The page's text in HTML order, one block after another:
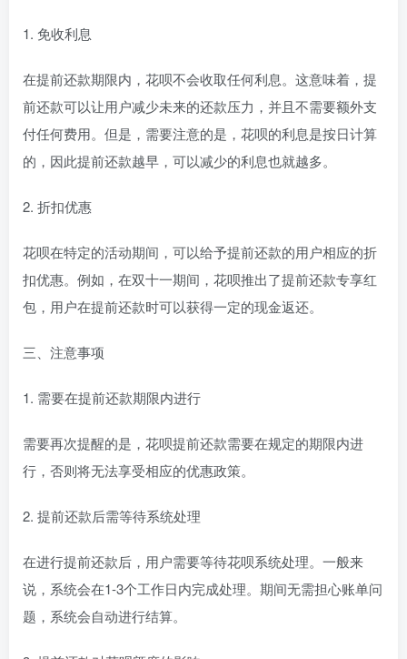
1. 免收利息
在提前还款期限内，花呗不会收取任何利息。这意味着，提
前还款可以让用户减少未来的还款压力，并且不需要额外支
付任何费用。但是，需要注意的是，花呗的利息是按日计算
的，因此提前还款越早，可以减少的利息也就越多。
2. 折扣优惠
花呗在特定的活动期间，可以给予提前还款的用户相应的折
扣优惠。例如，在双十一期间，花呗推出了提前还款专享红
包，用户在提前还款时可以获得一定的现金返还。
三、注意事项
1. 需要在提前还款期限内进行
需要再次提醒的是，花呗提前还款需要在规定的期限内进
行，否则将无法享受相应的优惠政策。
2. 提前还款后需等待系统处理
在进行提前还款后，用户需要等待花呗系统处理。一般来
说，系统会在1-3个工作日内完成处理。期间无需担心账单问
题，系统会自动进行结算。